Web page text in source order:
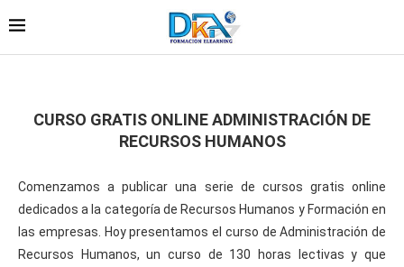
CURSO GRATIS ONLINE ADMINISTRACIÓN DE
RECURSOS HUMANOS
Comenzamos a publicar una serie de cursos gratis online
dedicados a la categoría de Recursos Humanos y Formación en
las empresas. Hoy presentamos el curso de Administración de
Recursos Humanos, un curso de 130 horas lectivas y que